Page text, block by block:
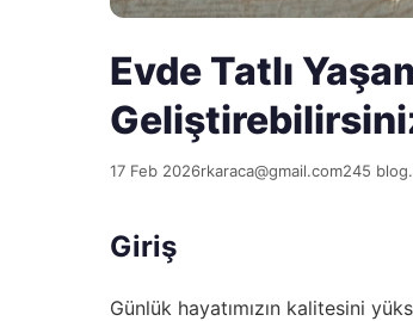
Evde Tatlı
17 Feb 2026rkaraca@gmail.com245
Giriş
Günlük hayatımızın kalitesini